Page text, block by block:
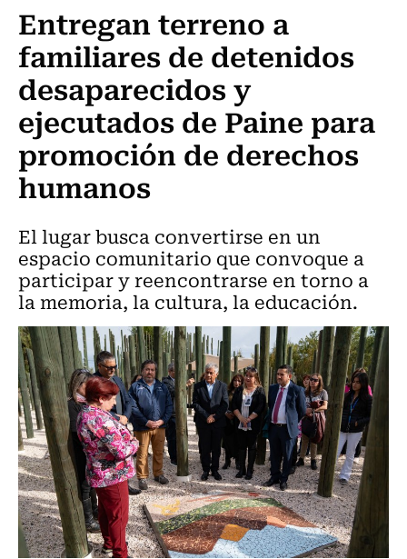
Entregan terreno a
familiares de detenidos
desaparecidos y
ejecutados de Paine para
promoción de derechos
humanos
El lugar busca convertirse en un
espacio comunitario que convoque a
participar y reencontrarse en torno a
la memoria, la cultura, la educación.